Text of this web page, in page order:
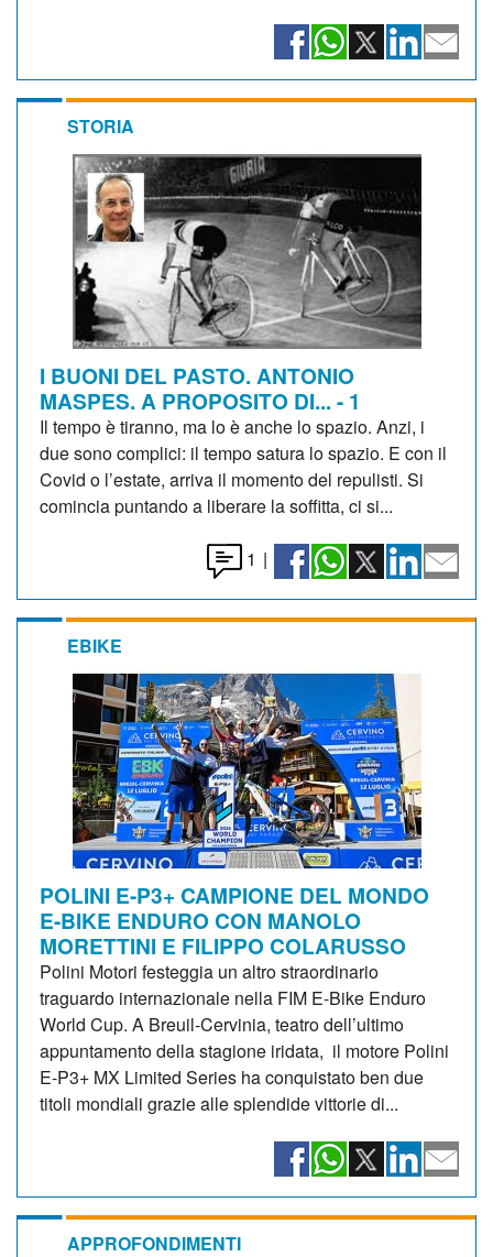
STORIA
I BUONI DEL PASTO. ANTONIO
MASPES. A PROPOSITO DI... - 1
Il tempo è tiranno, ma lo è anche lo spazio. Anzi, i
due sono complici: il tempo satura lo spazio. E con il
Covid o l’estate, arriva il momento del repulisti. Si
comincia puntando a liberare la soffitta, ci si...
1 |
EBIKE
POLINI E-P3+ CAMPIONE DEL MONDO
E-BIKE ENDURO CON MANOLO
MORETTINI E FILIPPO COLARUSSO
Polini Motori festeggia un altro straordinario
traguardo internazionale nella FIM E-Bike Enduro
World Cup. A Breuil-Cervinia, teatro dell’ultimo
appuntamento della stagione iridata, il motore Polini
E-P3+ MX Limited Series ha conquistato ben due
titoli mondiali grazie alle splendide vittorie di...
APPROFONDIMENTI